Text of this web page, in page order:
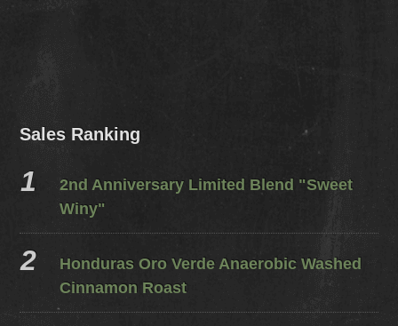
Sales Ranking
2nd Anniversary Limited Blend "Sweet
Winy"
Honduras Oro Verde Anaerobic Washed
Cinnamon Roast